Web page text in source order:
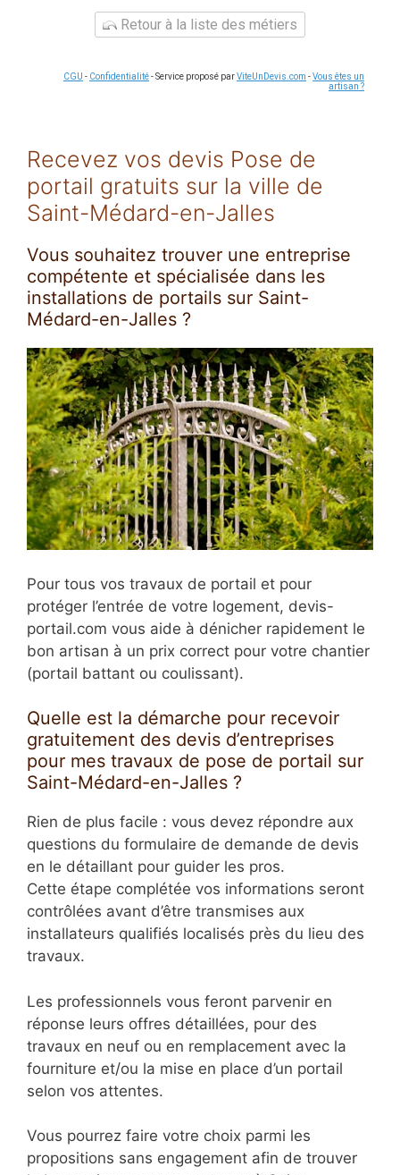
Retour à la liste des métiers
CGU - Confidentialité- Service proposé parViteUnDevis.com -Vous êtes un
artisan ?
Recevez vos devis Pose de
portail gratuits sur la ville de
Saint-Médard-en-Jalles
Vous souhaitez trouver une entreprise
compétente et spécialisée dans les
installations de portails sur Saint-
Médard-en-Jalles ?
Pour tous vos travaux de portail et pour
protéger l’entrée de votre logement, devis-
portail.com vous aide à dénicher rapidement le
bon artisan à un prix correct pour votre chantier
(portail battant ou coulissant).
Quelle est la démarche pour recevoir
gratuitement des devis d’entreprises
pour mes travaux de pose de portail sur
Saint-Médard-en-Jalles ?
Rien de plus facile : vous devez répondre aux
questions du formulaire de demande de devis
en le détaillant pour guider les pros.
Cette étape complétée vos informations seront
contrôlées avant d’être transmises aux
installateurs qualifiés localisés près du lieu des
travaux.
Les professionnels vous feront parvenir en
réponse leurs offres détaillées, pour des
travaux en neuf ou en remplacement avec la
fourniture et/ou la mise en place d’un portail
selon vos attentes.
Vous pourrez faire votre choix parmi les
propositions sans engagement afin de trouver